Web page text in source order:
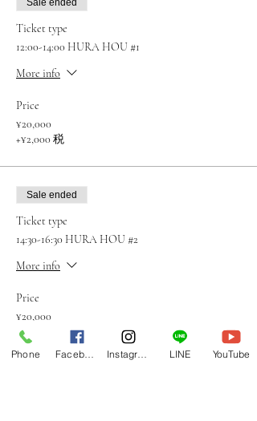
Sale ended
Ticket type
12:00-14:00 HURA HOU #1
More info
Price
¥20,000
+¥2,000 税
Sale ended
Ticket type
14:30-16:30 HURA HOU #2
More info
Price
¥20,000
+¥2,000 税
Phone LINE YouTube